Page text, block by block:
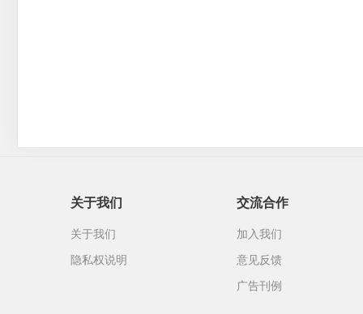
关于我们
关于我们
隐私权说明
交流合作
加入我们
意见反馈
广告刊例